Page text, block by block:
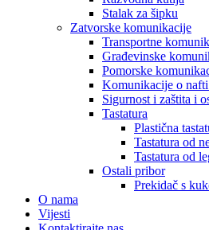
Stalak za šipku
Zatvorske komunikacije
Transportne
Građevinske
Pomorske
Komunikacije o
Sigurnost i zaštita i
Tastatura
Plastična
Tastatura od
Tastatura od
Ostali pribor
Prekidač s
O nama
Vijesti